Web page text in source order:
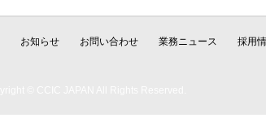
お知らせ お問い合わせ 業務ニュース 採用